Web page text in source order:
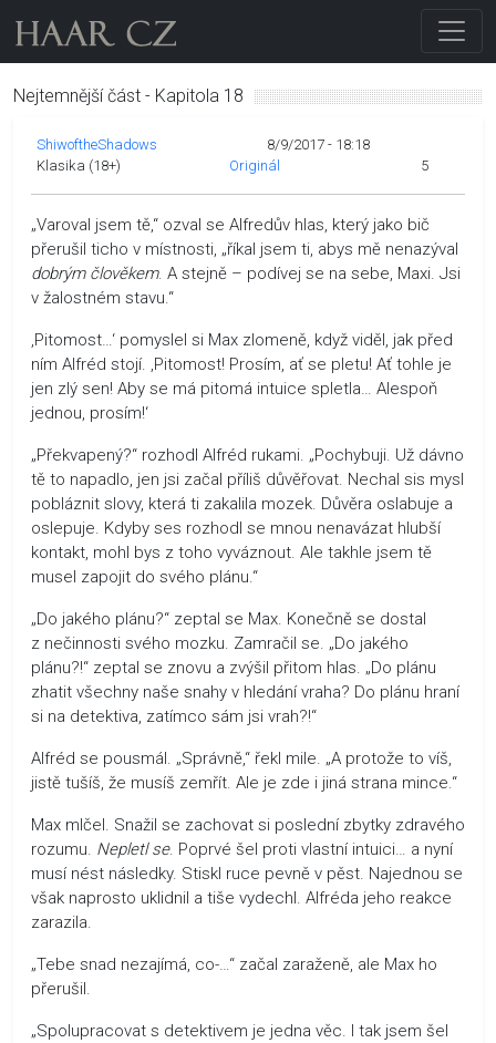
Nejtemnější část - Kapitola 18
ShiwoftheShadows
8/9/2017 - 18:18
Klasika (18+)
Originál 5
„Varoval jsem tě,“ ozval se Alfredův hlas, který jako bič
přerušil ticho v místnosti, „říkal jsem ti, abys mě nenazýval
dobrým člověkem. A stejně – podívej se na sebe, Maxi. Jsi
v žalostném stavu.“
‚Pitomost…‘ pomyslel si Max zlomeně, když viděl, jak před
ním Alfréd stojí. ‚Pitomost! Prosím, ať se pletu! Ať tohle je
jen zlý sen! Aby se má pitomá intuice spletla… Alespoň
jednou, prosím!‘
„Překvapený?“ rozhodl Alfréd rukami. „Pochybuji. Už dávno
tě to napadlo, jen jsi začal příliš důvěřovat. Nechal sis mysl
pobláznit slovy, která ti zakalila mozek. Důvěra oslabuje a
oslepuje. Kdyby ses rozhodl se mnou nenavázat hlubší
kontakt, mohl bys z toho vyváznout. Ale takhle jsem tě
musel zapojit do svého plánu.“
„Do jakého plánu?“ zeptal se Max. Konečně se dostal
z nečinnosti svého mozku. Zamračil se. „Do jakého
plánu?!“ zeptal se znovu a zvýšil přitom hlas. „Do plánu
zhatit všechny naše snahy v hledání vraha? Do plánu hraní
si na detektiva, zatímco sám jsi vrah?!“
Alfréd se pousmál. „Správně,“ řekl mile. „A protože to víš,
jistě tušíš, že musíš zemřít. Ale je zde i jiná strana mince.“
Max mlčel. Snažil se zachovat si poslední zbytky zdravého
rozumu. Nepletl se. Poprvé šel proti vlastní intuici… a nyní
musí nést následky. Stiskl ruce pevně v pěst. Najednou se
však naprosto uklidnil a tiše vydechl. Alfréda jeho reakce
zarazila.
„Tebe snad nezajímá, co-…“ začal zaraženě, ale Max ho
přerušil.
„Spolupracovat s detektivem je jedna věc. I tak jsem šel